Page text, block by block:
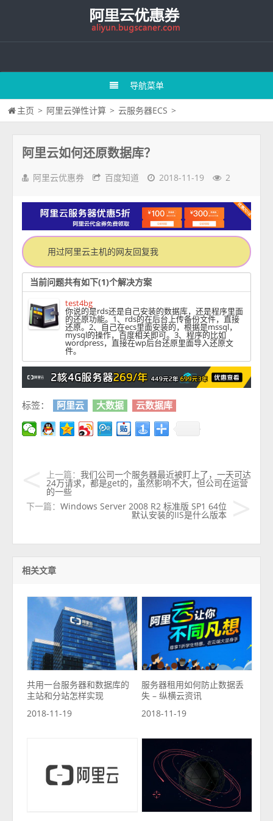
导航菜单
主页 > 阿里云弹性计算 > 云服务器ECS >
阿里云如何还原数据库？
阿里云优惠券 百度知道 2018-11-19 2
用过阿里云主机的网友回复我
当前问题共有如下(1)个解决方案
test4bg
你说的是rds还是自己安装的数据库，还是程序里面
的还原功能。1、rds的在后台上传备份文件，直接
还原。2、自己在ecs里面安装的，根据是mssql，
mysql的操作，百度相关即可。3、程序的比如
wordpress，直接在wp后台还原里面导入还原文
件。
标签： 阿里云 大数据 云数据库
上一篇： 我们公司一个服务器最近被盯上了，一天可达
24万请求，都是get的，虽然影响不大，但公司在运营
的一些
下一篇： Windows Server 2008 R2 标准版 SP1 64位
默认安装的IIS是什么版本
相关文章
共用一台服务器和数据库的
主站和分站怎样实现
2018-11-19
服务器租用如何防止数据丢
失 – 纵横云资讯
2018-11-19